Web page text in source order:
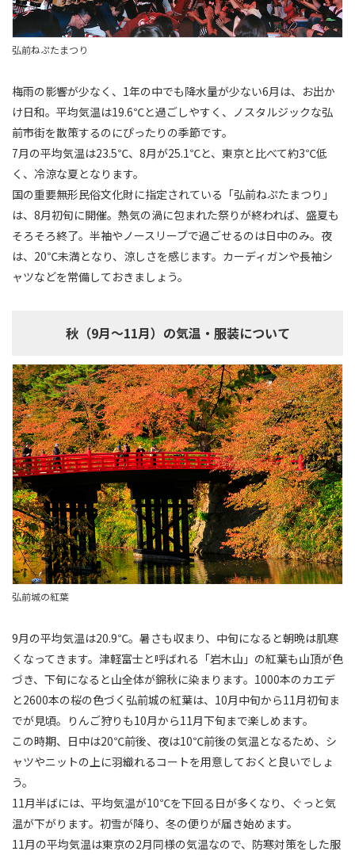
弘前ねぷたまつり
梅雨の影響が少なく、1年の中でも降水量が少ない6月は、お出か
け日和。平均気温は19.6℃と過ごしやすく、ノスタルジックな弘
前市街を散策するのにぴったりの季節です。
7月の平均気温は23.5℃、8月が25.1℃と、東京と比べて約3℃低
く、冷涼な夏となります。
国の重要無形民俗文化財に指定されている「弘前ねぷたまつり」
は、8月初旬に開催。熱気の渦に包まれた祭りが終われば、盛夏も
そろそろ終了。半袖やノースリーブで過ごせるのは日中のみ。夜
は、20℃未満となり、涼しさを感じます。カーディガンや長袖シ
ャツなどを常備しておきましょう。
秋（9月～11月）の気温・服装について
弘前城の紅葉
9月の平均気温は20.9℃。暑さも収まり、中旬になると朝晩は肌寒
くなってきます。津軽富士と呼ばれる「岩木山」の紅葉も山頂が色
づき、下旬になると山全体が錦秋に染まります。1000本のカエデ
と2600本の桜の色づく弘前城の紅葉は、10月中旬から11月初旬ま
でが見頃。りんご狩りも10月から11月下旬まで楽しめます。
この時期、日中は20℃前後、夜は10℃前後の気温となるため、シ
ャツやニットの上に羽織れるコートを用意しておくと良いでしょ
う。
11月半ばには、平均気温が10℃を下回る日が多くなり、ぐっと気
温が下がります。初雪が降り、冬の便りが届き始めます。
11月の平均気温は東京の2月同様の気温なので、防寒対策をした服